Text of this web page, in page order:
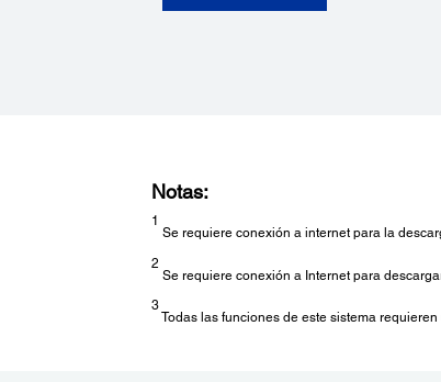
Notas:
1
Se requiere conexión a internet para la
2
Se requiere conexión a Internet para
3
Todas las funciones de este sistema